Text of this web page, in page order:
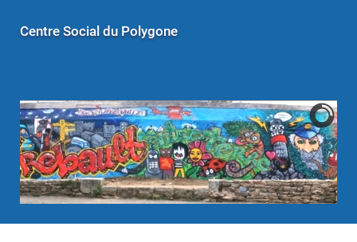
Centre Social du Polygone